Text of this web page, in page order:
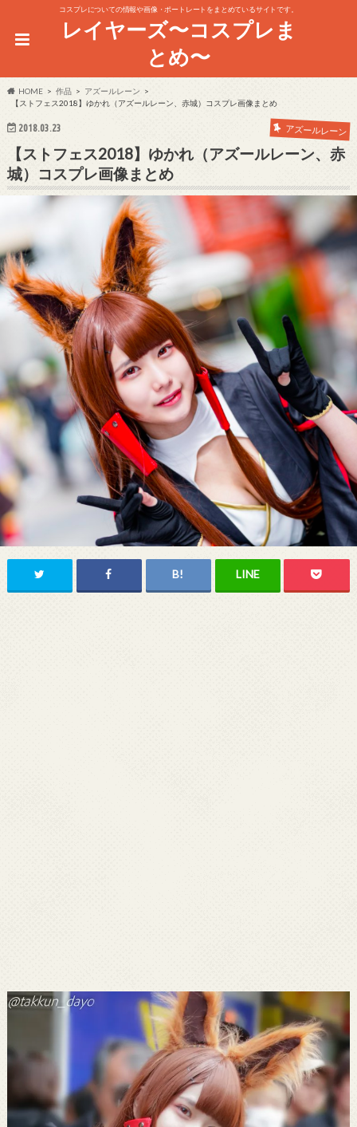
コスプレについての情報や画像・ポートレートをまとめているサイトです。
レイヤーズ〜コスプレま
とめ〜
HOME 作品
アズールレーン
【ストフェス2018】ゆかれ（アズールレーン、赤城）コスプレ画像まとめ
2018.03.23 アズールレーン
【ストフェス2018】ゆかれ（アズールレーン、赤
城）コスプレ画像まとめ